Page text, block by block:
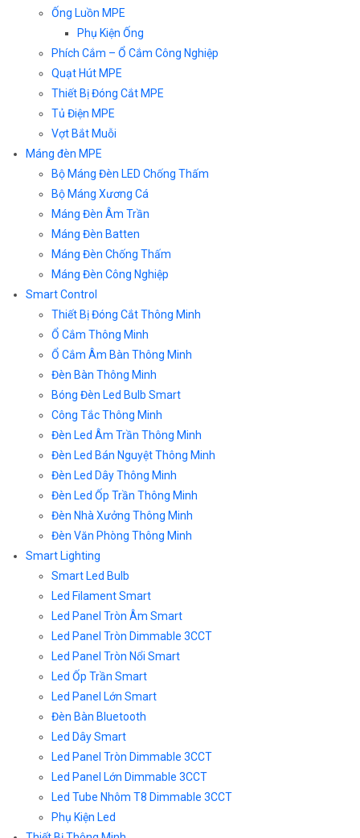
Ống Luồn MPE
Phụ Kiện Ống
Phích Cắm – Ổ Cắm Công Nghiệp
Quạt Hút MPE
Thiết Bị Đóng Cắt MPE
Tủ Điện MPE
Vợt Bắt Muỗi
Máng đèn MPE
Bộ Máng Đèn LED Chống Thấm
Bộ Máng Xương Cá
Máng Đèn Âm Trần
Máng Đèn Batten
Máng Đèn Chống Thấm
Máng Đèn Công Nghiệp
Smart Control
Thiết Bị Đóng Cắt Thông Minh
Ổ Cắm Thông Minh
Ổ Cắm Âm Bàn Thông Minh
Đèn Bàn Thông Minh
Bóng Đèn Led Bulb Smart
Công Tắc Thông Minh
Đèn Led Âm Trần Thông Minh
Đèn Led Bán Nguyệt Thông Minh
Đèn Led Dây Thông Minh
Đèn Led Ốp Trần Thông Minh
Đèn Nhà Xưởng Thông Minh
Đèn Văn Phòng Thông Minh
Smart Lighting
Smart Led Bulb
Led Filament Smart
Led Panel Tròn Âm Smart
Led Panel Tròn Dimmable 3CCT
Led Panel Tròn Nổi Smart
Led Ốp Trần Smart
Led Panel Lớn Smart
Đèn Bàn Bluetooth
Led Dây Smart
Led Panel Tròn Dimmable 3CCT
Led Panel Lớn Dimmable 3CCT
Led Tube Nhôm T8 Dimmable 3CCT
Phụ Kiện Led